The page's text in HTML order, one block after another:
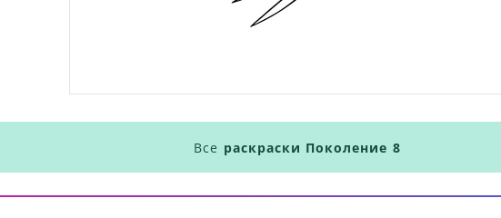
Все раскраски Поколение 8